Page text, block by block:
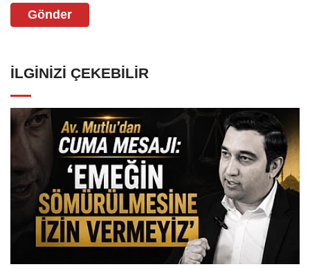
Gönder
İLGINIZI ÇEKEBILIR